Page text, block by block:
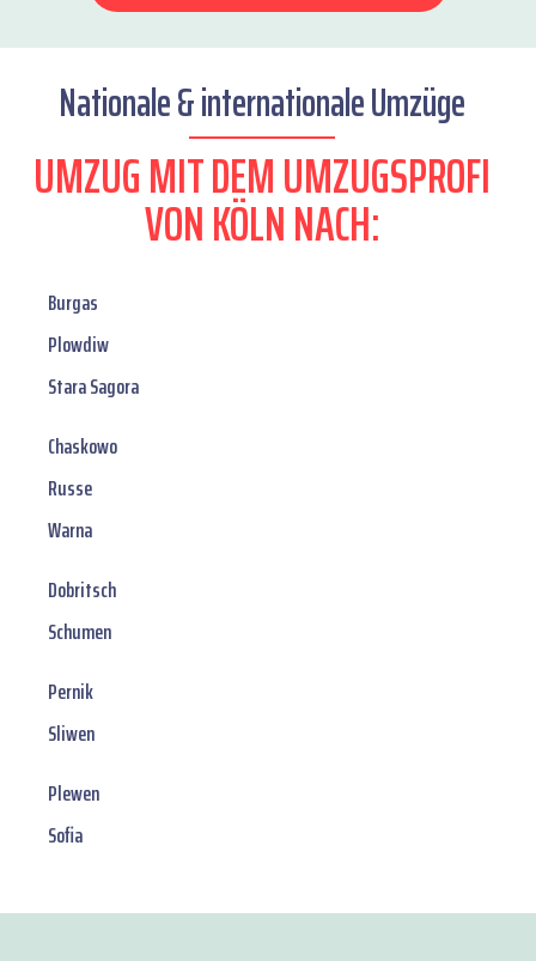
Nationale & internationale Umzüge
UMZUG MIT DEM UMZUGSPROFI
VON KÖLN NACH:
Burgas
Plowdiw
Stara Sagora
Chaskowo
Russe
Warna
Dobritsch
Schumen
Pernik
Sliwen
Plewen
Sofia